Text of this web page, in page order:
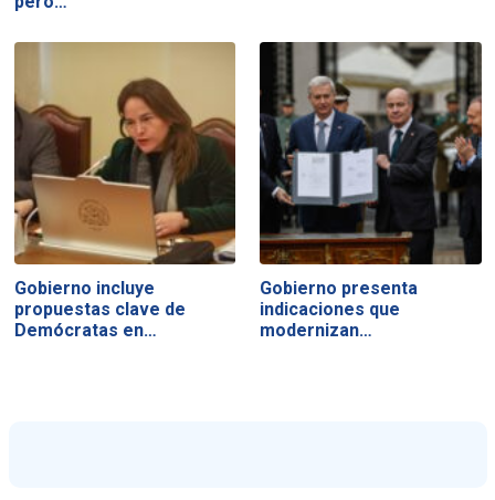
Gobierno incluye
propuestas clave de
Demócratas en…
Gobierno presenta
indicaciones que
modernizan…